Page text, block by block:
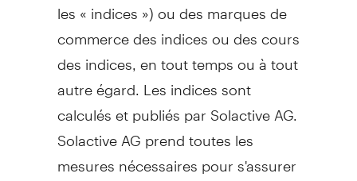
les « indices ») ou des marques de
commerce des indices ou des cours
des indices, en tout temps ou à tout
autre égard. Les indices sont
calculés et publiés par Solactive AG.
Solactive AG prend toutes les
mesures nécessaires pour s'assurer